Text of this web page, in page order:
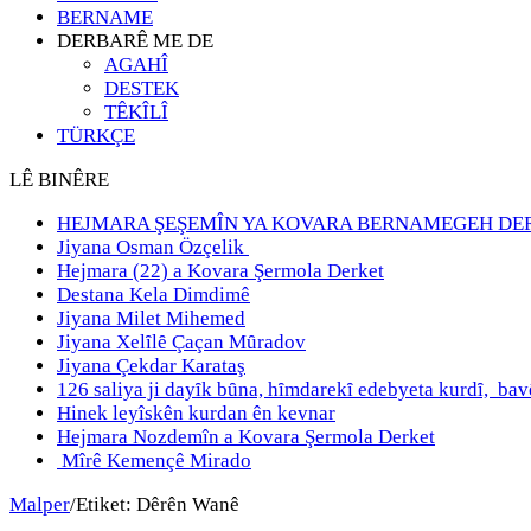
BERNAME
DERBARÊ ME DE
AGAHÎ
DESTEK
TÊKÎLÎ
TÜRKÇE
LÊ BINÊRE
HEJMARA ŞEŞEMÎN YA KOVARA BERNAMEGEH
Jiyana Osman Özçelik
Hejmara (22) a Kovara Şermola Derket
Destana Kela Dimdimê
Jiyana Milet Mihemed
Jiyana Xelȋlȇ Çaçan Mȗradov
Jiyana Çekdar Karataş
126 saliya ji dayȋk bȗna, hȋmdarekȋ edebyeta kurdȋ,
Hinek leyîskên kurdan ên kevnar
Hejmara Nozdemîn a Kovara Şermola Derket
Mîrê Kemençê Mirado
Malper/Etiket: Dêrên Wanê